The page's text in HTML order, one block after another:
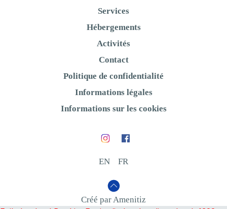
Services
Hébergements
Activités
Contact
Politique de confidentialité
Informations légales
Informations sur les cookies
EN FR
Créé par Amenitiz